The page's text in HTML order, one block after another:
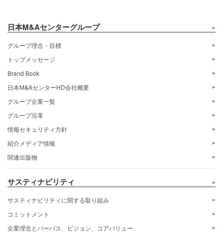
日本M&Aセンターグループ
グループ理念・目標
トップメッセージ
Brand Book
日本M&AセンターHD会社概要
グループ企業一覧
グループ沿革
情報セキュリティ方針
紹介メディア情報
関連出版物
サスティナビリティ
サスティナビリティに関する取り組み
コミットメント
企業理念とパーパス、ビジョン、コアバリュー